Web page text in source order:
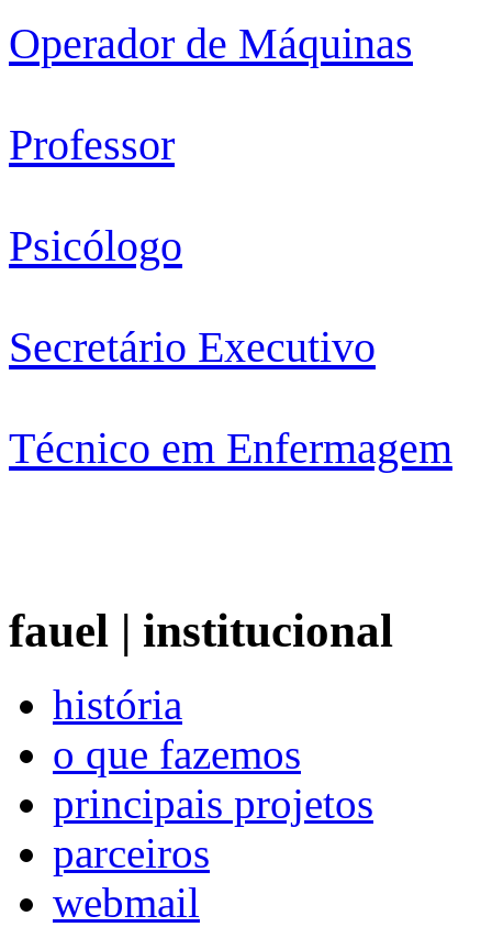
Operador de Máquinas
Professor
Psicólogo
Secretário Executivo
Técnico em Enfermagem
fauel | institucional
história
o que fazemos
principais projetos
parceiros
webmail